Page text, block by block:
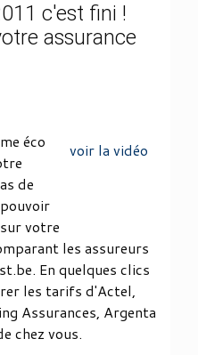
c'est fini !
assurance
voir la vidéo
éco
de
votre
les assureurs
En quelques clics
les tarifs d'Actel,
Assurances, Argenta
chez vous.